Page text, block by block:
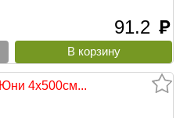
91.2 руб
4х500см...